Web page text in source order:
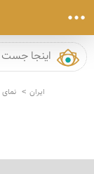
ایران نمای